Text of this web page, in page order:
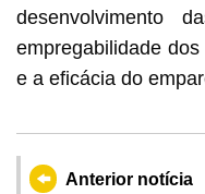
desenvolvimento
empregabilidade
e a eficácia do
Anterior notícia